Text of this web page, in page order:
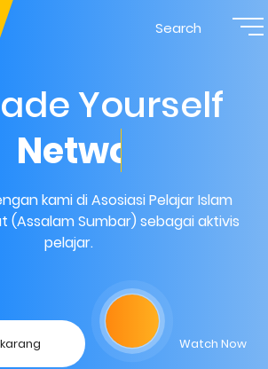
Search
Yourself
Network
kami di Asosiasi Pelajar Islam
(Assalam Sumbar) sebagai aktivis
pelajar.
Watch Now